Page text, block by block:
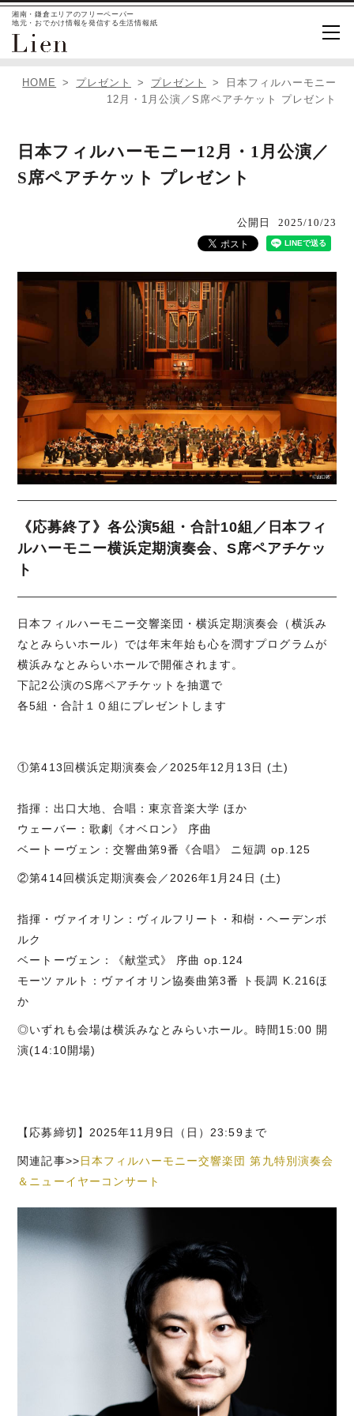
湘南・鎌倉エリアのフリーペーパー
地元・おでかけ情報を発信する生活情報紙
HOME プレゼント プレゼント
日本フィルハーモニー
12月・1月公演／S席ペアチケット プレゼント
日本フィルハーモニー12月・1月公演／
S席ペアチケット プレゼント
公開日 2025/10/23
《応募終了》各公演5組・合計10組／日本フィ
ルハーモニー横浜定期演奏会、S席ペアチケッ
ト
日本フィルハーモニー交響楽団・横浜定期演奏会（横浜み
なとみらいホール）では年末年始も心を潤すプログラムが
横浜みなとみらいホールで開催されます。
下記2公演のS席ペアチケットを抽選で
各5組・合計１０組にプレゼントします
①第413回横浜定期演奏会／2025年12月13日 (土)
指揮：出口大地、合唱：東京音楽大学 ほか
ウェーバー：歌劇《オベロン》 序曲
ベートーヴェン：交響曲第9番《合唱》 ニ短調 op.125
②第414回横浜定期演奏会／2026年1月24日 (土)
指揮・ヴァイオリン：ヴィルフリート・和樹・ヘーデンボ
ルク
ベートーヴェン：《献堂式》 序曲 op.124
モーツァルト：ヴァイオリン協奏曲第3番 ト長調 K.216ほ
か
◎いずれも会場は横浜みなとみらいホール。時間15:00 開
演(14:10開場)
【応募締切】2025年11月9日（日）23:59まで
関連記事>>日本フィルハーモニー交響楽団 第九特別演奏会
＆ニューイヤーコンサート